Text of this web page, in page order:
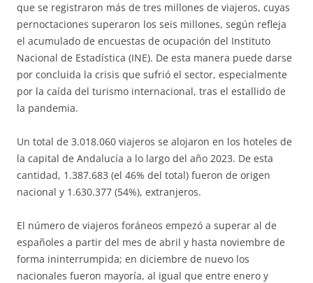
que se registraron más de tres millones de viajeros, cuyas
pernoctaciones superaron los seis millones, según refleja
el acumulado de encuestas de ocupación del Instituto
Nacional de Estadística (INE). De esta manera puede darse
por concluida la crisis que sufrió el sector, especialmente
por la caída del turismo internacional, tras el estallido de
la pandemia.
Un total de 3.018.060 viajeros se alojaron en los hoteles de
la capital de Andalucía a lo largo del año 2023. De esta
cantidad, 1.387.683 (el 46% del total) fueron de origen
nacional y 1.630.377 (54%), extranjeros.
El número de viajeros foráneos empezó a superar al de
españoles a partir del mes de abril y hasta noviembre de
forma ininterrumpida; en diciembre de nuevo los
nacionales fueron mayoría, al igual que entre enero y